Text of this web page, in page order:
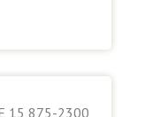
2300